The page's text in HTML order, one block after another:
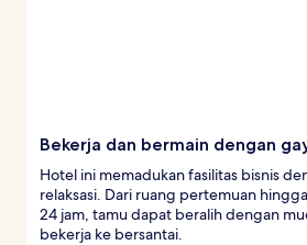
Bekerja dan bermain dengan
Hotel ini memadukan fasilitas bisnis
relaksasi. Dari ruang pertemuan
24 jam, tamu dapat beralih dengan
bekerja ke bersantai.